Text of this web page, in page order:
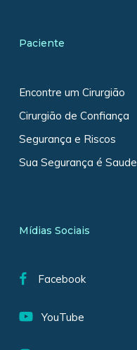
Paciente
Encontre um Cirurgião
Cirurgião de Confiança
Segurança e Riscos
Sua Segurança é Saude
Mídias Sociais
Facebook
YouTube